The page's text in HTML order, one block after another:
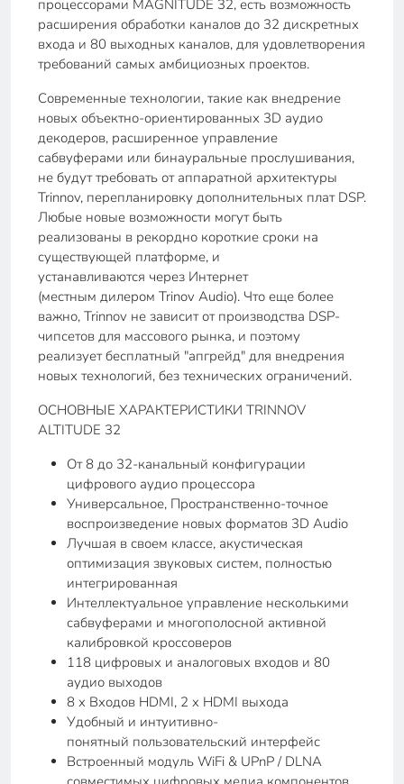
процессорами MAGNITUDE 32, есть возможность
расширения обработки каналов до 32 дискретных
входа и 80 выходных каналов, для удовлетворения
требований самых амбициозных проектов.
Современные технологии, такие как внедрение
новых объектно-ориентированных 3D аудио
декодеров, расширенное управление
сабвуферами или бинауральные прослушивания,
не будут требовать от аппаратной архитектуры
Trinnov, перепланировку дополнительных плат DSP.
Любые новые возможности могут быть
реализованы в рекордно короткие сроки на
существующей платформе, и
устанавливаются через Интернет
(местным дилером Trinov Audio). Что еще более
важно, Trinnov не зависит от производства DSP-
чипсетов для массового рынка, и поэтому
реализует бесплатный "апгрейд" для внедрения
новых технологий, без технических ограничений.
ОСНОВНЫЕ ХАРАКТЕРИСТИКИ TRINNOV
ALTITUDE 32
От 8 до 32-канальный конфигурации
цифрового аудио процессора
Универсальное, Пространственно-точное
воспроизведение новых форматов 3D Audio
Лучшая в своем классе, акустическая
оптимизация звуковых систем, полностью
интегрированная
Интеллектуальное управление несколькими
сабвуферами и многополосной активной
калибровкой кроссоверов
118 цифровых и аналоговых входов и 80
аудио выходов
8 x Входов HDMI, 2 x HDMI выхода
Удобный и интуитивно-
понятный пользовательский интерфейс
Встроенный модуль WiFi & UPnP / DLNA